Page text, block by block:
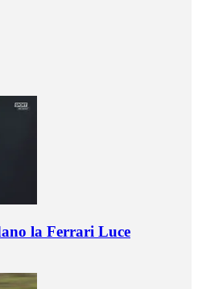
la Ferrari Luce